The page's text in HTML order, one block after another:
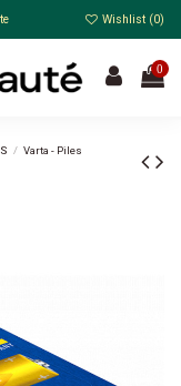
Wishlist (0)
0
Varta - Piles